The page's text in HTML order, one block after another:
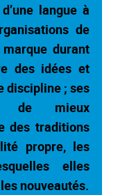
langue à
de
durant
des idées et
discipline ; ses
de mieux
des traditions
propre, les
elles
nouveautés.